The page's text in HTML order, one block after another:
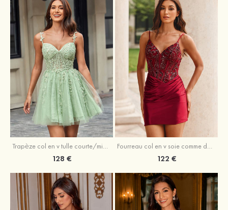
Trapèze col en v tulle courte/mini robe de fête de la rentrée avec perles
128 €
Fourreau col en v soie comme du satin courte/mini robe de fête de la rentrée avec paillettes
122 €